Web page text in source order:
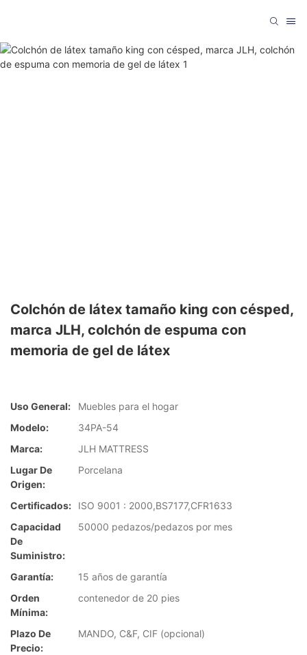
Colchón de látex tamaño king con césped,
marca JLH, colchón de espuma con
memoria de gel de látex
Uso General:
Muebles para el hogar
Modelo:
34PA-54
Marca:
JLH MATTRESS
Lugar De
Origen:
Porcelana
Certificados:
ISO 9001 : 2000,BS7177,CFR1633
Capacidad
De
Suministro:
50000 pedazos/pedazos por mes
Garantía:
15 años de garantía
Orden
Mínima:
contenedor de 20 pies
Plazo De
Precio:
MANDO, C&F, CIF (opcional)